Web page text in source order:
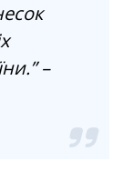
–